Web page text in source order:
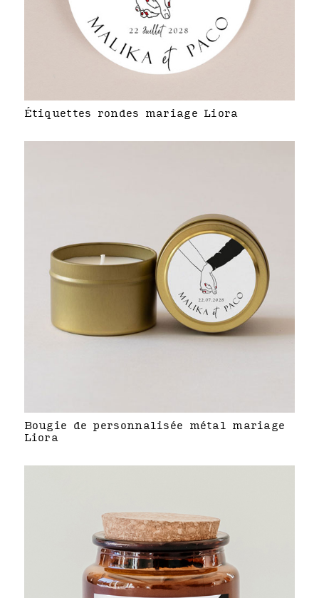
Étiquettes rondes mariage Liora
Bougie de personnalisée métal mariage
Liora